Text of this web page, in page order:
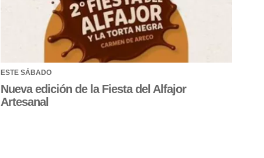
ESTE SÁBADO
Nueva edición de la Fiesta del Alfajor
Artesanal